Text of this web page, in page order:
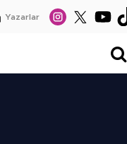
Yazarlar